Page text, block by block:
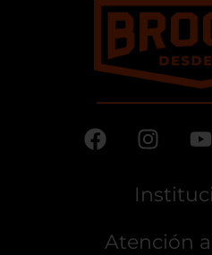
Atención